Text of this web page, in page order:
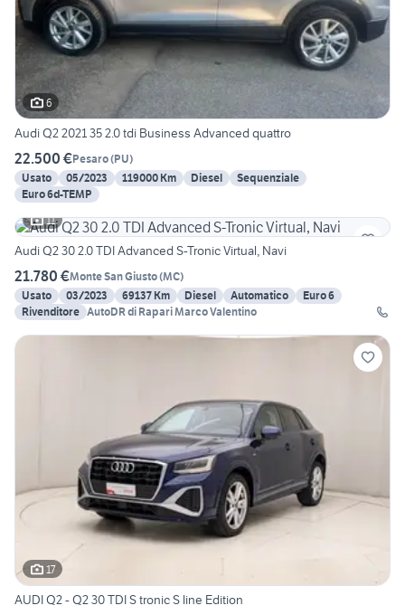
6
Audi Q2 2021 35 2.0 tdi Business Advanced quattro
22.500 €Pesaro(PU)
Usato
05/2023 119000 Km Diesel
Sequenziale
Euro 6d-TEMP
11
Audi Q2 30 2.0 TDI Advanced S-Tronic Virtual, Navi
21.780 €Monte San Giusto(MC)
Usato
03/2023 69137 Km Diesel Automatico
Euro 6
Rivenditore AutoDR di Rapari Marco Valentino
17
AUDI Q2 - Q2 30 TDI S tronic S line Edition